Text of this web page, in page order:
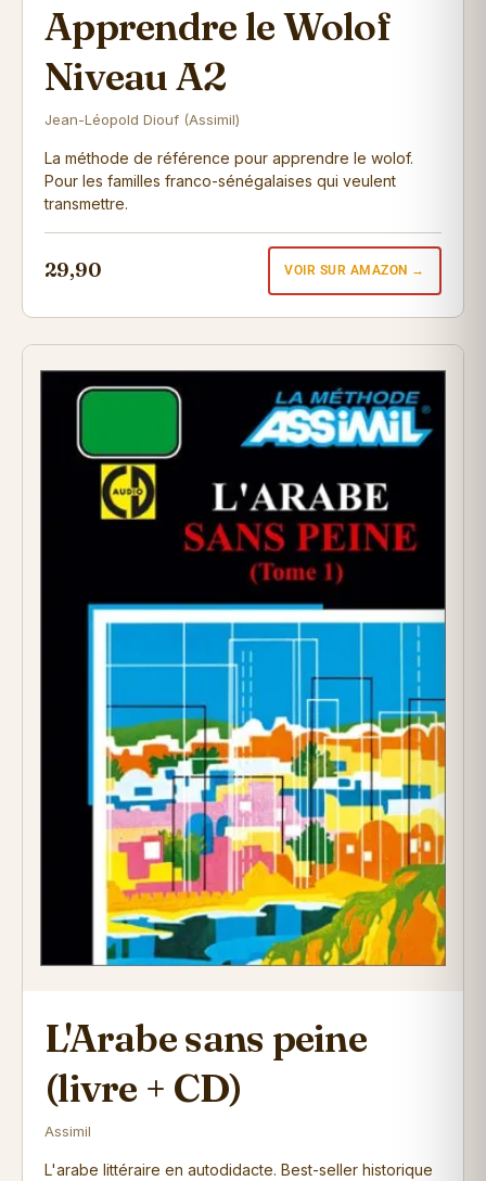
Apprendre le Wolof
Niveau A2
Jean-Léopold Diouf (Assimil)
La méthode de référence pour apprendre le wolof.
Pour les familles franco-sénégalaises qui veulent
transmettre.
29,90 VOIR SUR AMAZON →
L'Arabe sans peine
(livre + CD)
Assimil
L'arabe littéraire en autodidacte. Best-seller historique